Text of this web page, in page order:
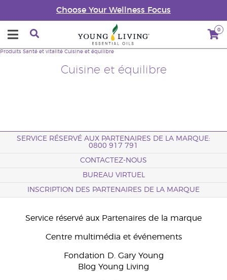
Choose Your Wellness Focus
0
Cuisine et équilibre
Produits Santé et vitalité Cuisine et équilibre
SERVICE RÉSERVÉ AUX PARTENAIRES DE LA MARQUE:
0800 917 791
CONTACTEZ-NOUS
BUREAU VIRTUEL
INSCRIPTION DES PARTENAIRES DE LA MARQUE
Service réservé aux Partenaires de la marque
Centre multimédia et événements
Fondation D. Gary Young
Blog Young Living